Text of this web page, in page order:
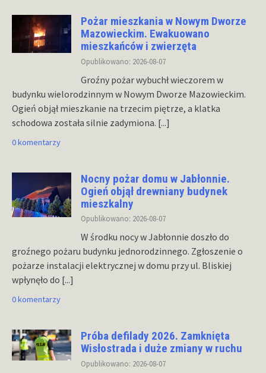
Pożar mieszkania w Nowym Dworze
Mazowieckim. Ewakuowano
mieszkańców i zwierzęta
Opublikowano: 2026-08-07
Groźny pożar wybuchł wieczorem w
budynku wielorodzinnym w Nowym Dworze Mazowieckim.
Ogień objął mieszkanie na trzecim piętrze, a klatka
schodowa została silnie zadymiona. [...]
0 komentarzy
Nocny pożar domu w Jabłonnie.
Ogień objął drewniany budynek
mieszkalny
Opublikowano: 2026-08-07
W środku nocy w Jabłonnie doszło do
groźnego pożaru budynku jednorodzinnego. Zgłoszenie o
pożarze instalacji elektrycznej w domu przy ul. Bliskiej
wpłynęło do [...]
0 komentarzy
Próba defilady 2026. Zamknięta
Wisłostrada i duże zmiany w ruchu
Opublikowano: 2026-08-07